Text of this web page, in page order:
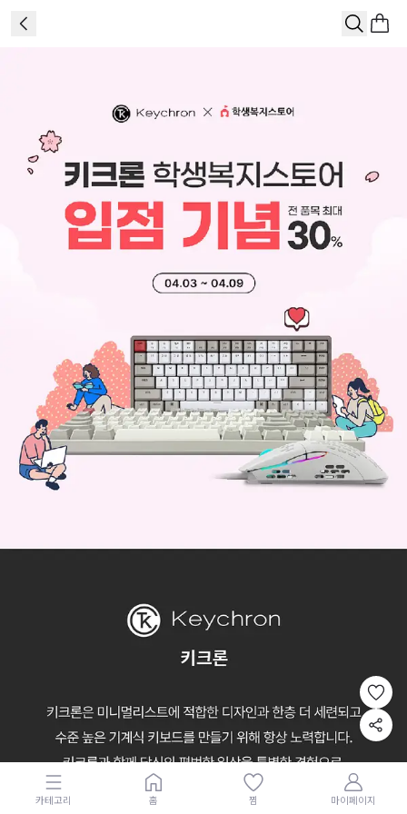
카테고리 홈 찜 마이페이지